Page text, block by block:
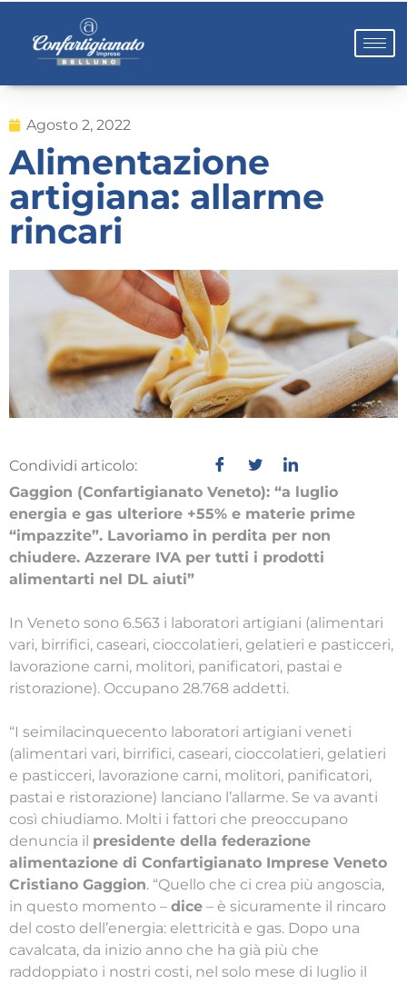
Agosto 2, 2022
Alimentazione
artigiana: allarme
rincari
Condividi articolo:
Gaggion (Confartigianato Veneto): “a luglio
energia e gas ulteriore +55% e materie prime
“impazzite”. Lavoriamo in perdita per non
chiudere. Azzerare IVA per tutti i prodotti
alimentarti nel DL aiuti”
In Veneto sono 6.563 i laboratori artigiani (alimentari
vari, birrifici, caseari, cioccolatieri, gelatieri e pasticceri,
lavorazione carni, molitori, panificatori, pastai e
ristorazione). Occupano 28.768 addetti.
“I seimilacinquecento laboratori artigiani veneti
(alimentari vari, birrifici, caseari, cioccolatieri, gelatieri
e pasticceri, lavorazione carni, molitori, panificatori,
pastai e ristorazione) lanciano l’allarme. Se va avanti
così chiudiamo. Molti i fattori che preoccupano
denuncia il presidente della federazione
alimentazione di Confartigianato Imprese Veneto
Cristiano Gaggion. “Quello che ci crea più angoscia,
in questo momento – dice – è sicuramente il rincaro
del costo dell’energia: elettricità e gas. Dopo una
cavalcata, da inizio anno che ha già più che
raddoppiato i nostri costi, nel solo mese di luglio il